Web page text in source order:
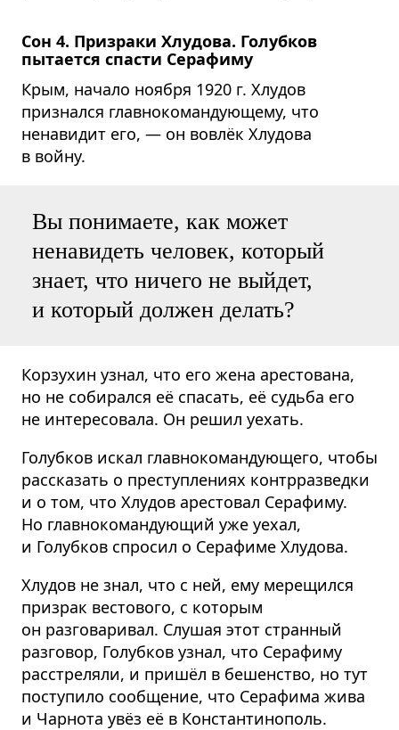
Сон 4. Призраки Хлудова. Голубков
пытается спасти Серафиму
Крым, начало ноября 1920 г. Хлудов
признался главнокомандующему, что
ненавидит его, — он вовлёк Хлудова
в войну.
Вы понимаете, как может
ненавидеть человек, который
знает, что ничего не выйдет,
и который должен делать?
Корзухин узнал, что его жена арестована,
но не собирался её спасать, её судьба его
не интересовала. Он решил уехать.
Голубков искал главнокомандующего, чтобы
рассказать о преступлениях контрразведки
и о том, что Хлудов арестовал Серафиму.
Но главнокомандующий уже уехал,
и Голубков спросил о Серафиме Хлудова.
Хлудов не знал, что с ней, ему мерещился
призрак вестового, с которым
он разговаривал. Слушая этот странный
разговор, Голубков узнал, что Серафиму
расстреляли, и пришёл в бешенство, но тут
поступило сообщение, что Серафима жива
и Чарнота увёз её в Константинополь.